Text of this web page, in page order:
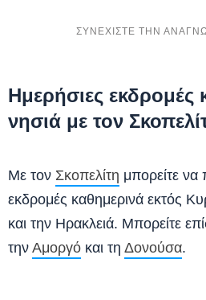
Ημερήσιες εκδρομές
νησιά με τον
Με τον Σκοπελίτη μπορείτε να
εκδρομές καθημερινά εκτός
και την Ηρακλειά. Μπορείτε
την Αμοργό και τη Δονούσα.